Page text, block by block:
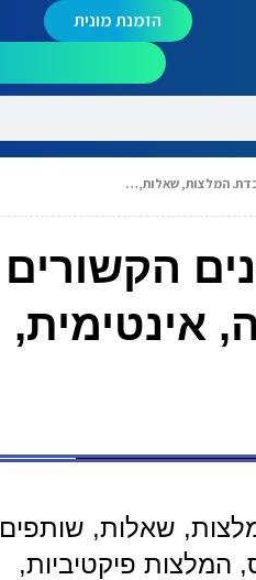
הזמנת מונית
המלצות, שאלות,…
הקשורים
אינטימית,
שאלות, שותפים
המלצות פיקטיביות,